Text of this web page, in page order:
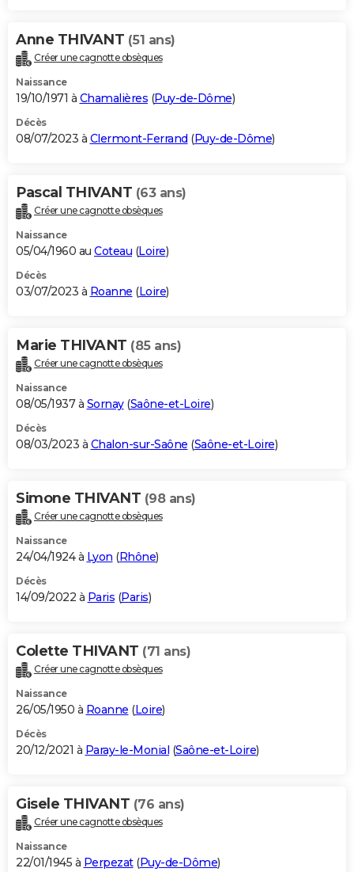
Anne THIVANT (51 ans)
Créer une cagnotte obsèques
Naissance
19/10/1971 à Chamalières (Puy-de-Dôme)
Décès
08/07/2023 à Clermont-Ferrand (Puy-de-Dôme)
Pascal THIVANT (63 ans)
Créer une cagnotte obsèques
Naissance
05/04/1960 au Coteau (Loire)
Décès
03/07/2023 à Roanne (Loire)
Marie THIVANT (85 ans)
Créer une cagnotte obsèques
Naissance
08/05/1937 à Sornay(Saône-et-Loire)
Décès
08/03/2023 à Chalon-sur-Saône (Saône-et-Loire)
Simone THIVANT (98 ans)
Créer une cagnotte obsèques
Naissance
24/04/1924 à Lyon (Rhône)
Décès
14/09/2022 à Paris (Paris)
Colette THIVANT (71 ans)
Créer une cagnotte obsèques
Naissance
26/05/1950 à Roanne (Loire)
Décès
20/12/2021 à Paray-le-Monial (Saône-et-Loire)
Gisele THIVANT (76 ans)
Créer une cagnotte obsèques
Naissance
22/01/1945 à Perpezat(Puy-de-Dôme)